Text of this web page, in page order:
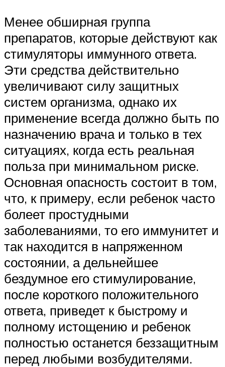
Менее обширная группа
препаратов, которые действуют как
стимуляторы иммунного ответа.
Эти средства действительно
увеличивают силу защитных
систем организма, однако их
применение всегда должно быть по
назначению врача и только в тех
ситуациях, когда есть реальная
польза при минимальном риске.
Основная опасность состоит в том,
что, к примеру, если ребенок часто
болеет простудными
заболеваниями, то его иммунитет и
так находится в напряженном
состоянии, а дельнейшее
бездумное его стимулирование,
после короткого положительного
ответа, приведет к быстрому и
полному истощению и ребенок
полностью останется беззащитным
перед любыми возбудителями.